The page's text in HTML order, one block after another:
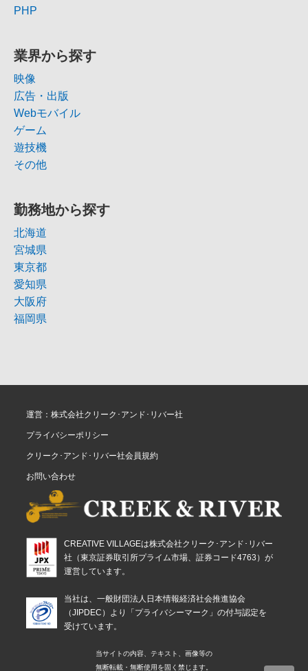
PHP
業界から探す
映像
広告・出版
Webモバイル
ゲーム
遊技機
その他
勤務地から探す
北海道
宮城県
東京都
愛知県
大阪府
福岡県
運営：株式会社クリーク･アンド･リバー社
プライバシーポリシー
クリーク･アンド･リバー社会員規約
お問い合わせ
CREATIVE VILLAGEは株式会社クリーク･アンド･リバー
社（東京証券取引所プライム市場、証券コード4763）が
運営しています。
当社は、一般財団法人日本情報経済社会推進協会
（JIPDEC）より「プライバシーマーク」の付与認定を
受けています。
当サイトの内容、テキスト、画像等の
無断転載・無断使用を固く禁じます。